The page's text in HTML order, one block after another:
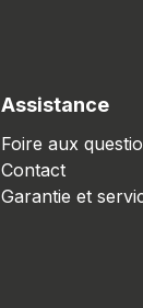
Assistance
Foire aux
Contact
Garantie et